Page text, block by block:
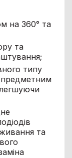
на 360° та
та
типу
предметним
та